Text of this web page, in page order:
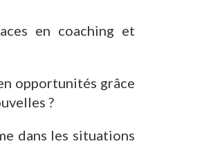
en coaching et
opportunités grâce
?
dans les situations